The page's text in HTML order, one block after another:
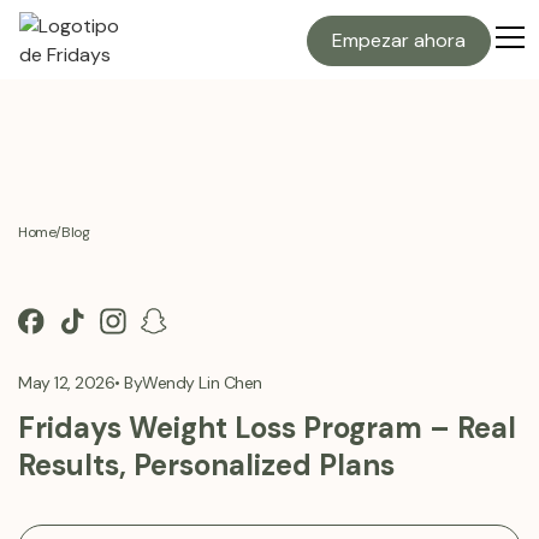
Empezar ahora
May 12, 2026• ByWendy Lin Chen
Fridays Weight Loss Program – Real
Results, Personalized Plans
Home/Blog